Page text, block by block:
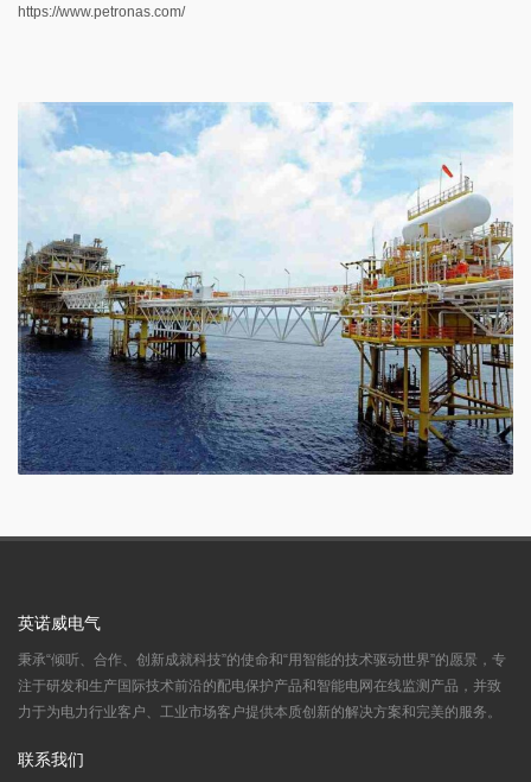
https://www.petronas.com/
英诺威电气
秉承“倾听、合作、创新成就科技”的使命和“用智能的技术驱动世界”的愿景，专
注于研发和生产国际技术前沿的配电保护产品和智能电网在线监测产品，并致
力于为电力行业客户、工业市场客户提供本质创新的解决方案和完美的服务。
联系我们